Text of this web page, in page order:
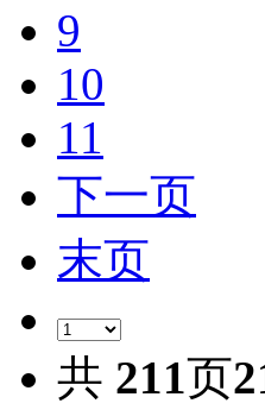
9
10
11
下一页
末页
共 211页